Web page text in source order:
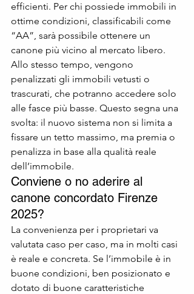
efficienti. Per chi possiede immobili in
ottime condizioni, classificabili come
“AA”, sarà possibile ottenere un
canone più vicino al mercato libero.
Allo stesso tempo, vengono
penalizzati gli immobili vetusti o
trascurati, che potranno accedere solo
alle fasce più basse. Questo segna una
svolta: il nuovo sistema non si limita a
fissare un tetto massimo, ma premia o
penalizza in base alla qualità reale
dell’immobile.
Conviene o no aderire al
canone concordato Firenze
2025?
La convenienza per i proprietari va
valutata caso per caso, ma in molti casi
è reale e concreta. Se l’immobile è in
buone condizioni, ben posizionato e
dotato di buone caratteristiche